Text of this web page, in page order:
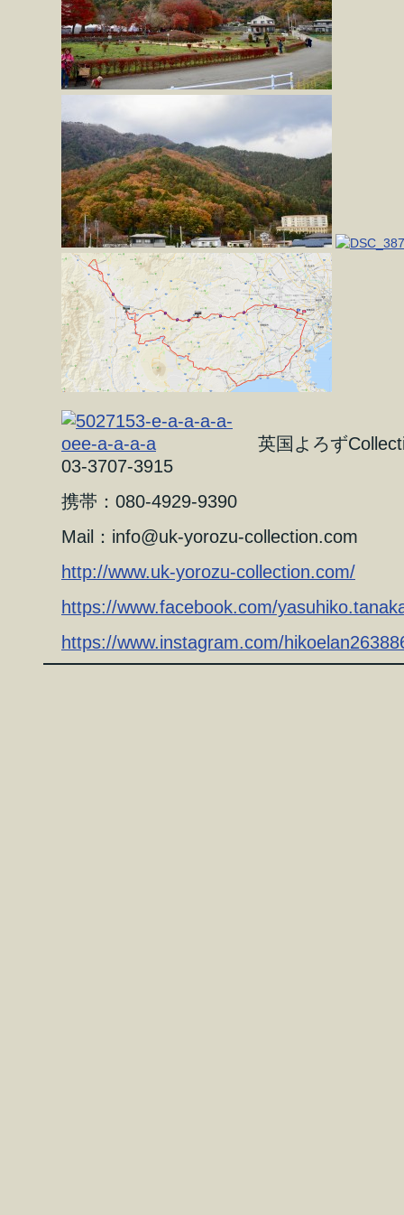
英国よろず
03-3707-3915
携帯：080-4929-9390
Mail：info@uk-yorozu-collection.com
http://www.uk-yorozu-collection.com/
https://www.facebook.com/
https://www.instagram.com/